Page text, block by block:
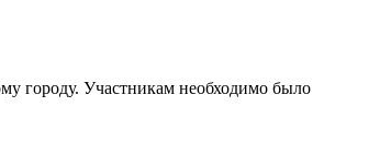
городу. Участникам необходимо было